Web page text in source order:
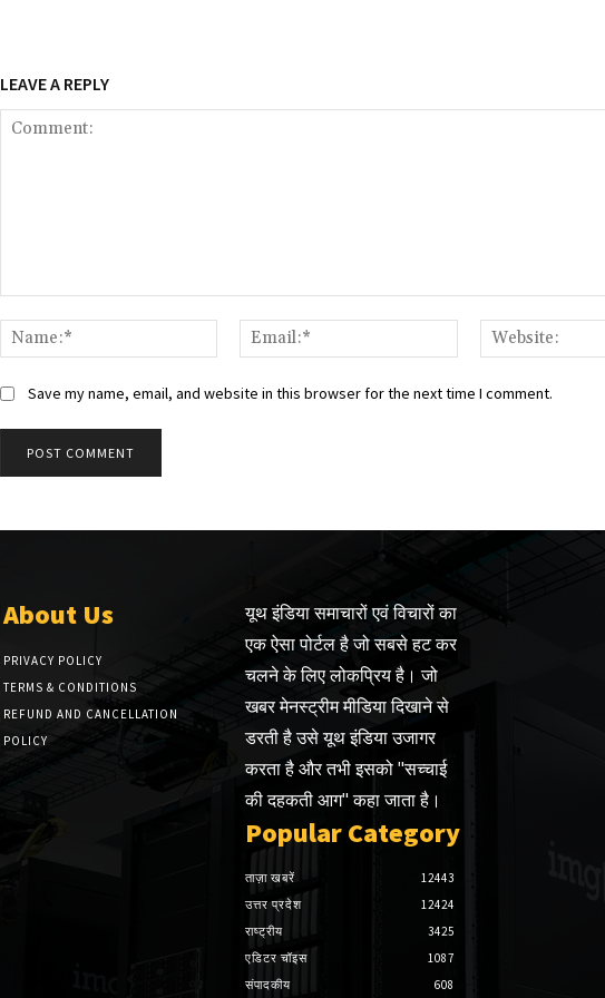
LEAVE A REPLY
Name:*
Email:*
Save my name, email, and website in this browser for the next time I comment.
About Us
PRIVACY POLICY
TERMS & CONDITIONS
REFUND AND CANCELLATION
POLICY
यूथ इंडिया समाचारों एवं विचारों का
एक ऐसा पोर्टल है जो सबसे हट कर
चलने के लिए लोकप्रिय है। जो
खबर मेनस्ट्रीम मीडिया दिखाने से
डरती है उसे यूथ इंडिया उजागर
करता है और तभी इसको "सच्चाई
की दहकती आग" कहा जाता है।
Popular Category
ताज़ा खबरें
12443
उत्तर प्रदेश
12424
राष्ट्रीय
3425
एडिटर चॉइस
1087
संपादकीय
608